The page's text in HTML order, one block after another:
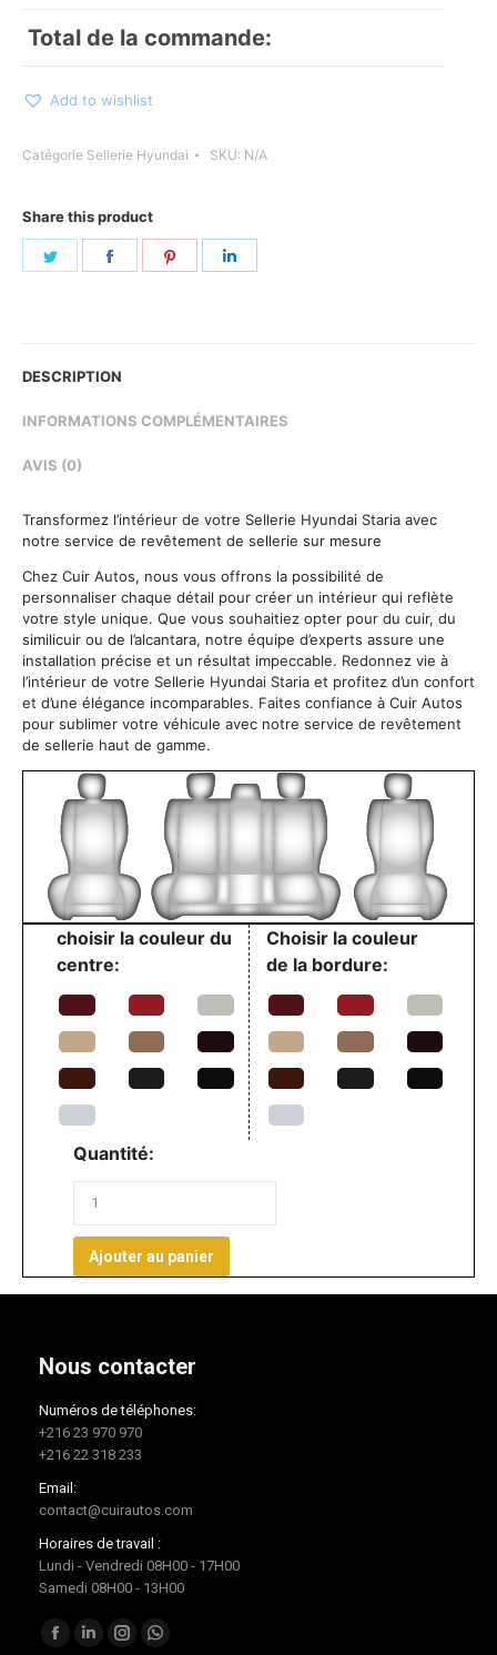
Total de la commande:
Add to wishlist
Catégorie Sellerie Hyundai SKU: N/A
Share this product
Share
Share
DESCRIPTION
INFORMATIONS COMPLÉMENTAIRES
AVIS (0)
Transformez l’intérieur de votre Sellerie Hyundai Staria avec
notre service de revêtement de sellerie sur mesure
Chez Cuir Autos, nous vous offrons la possibilité de
personnaliser chaque détail pour créer un intérieur qui reflète
votre style unique. Que vous souhaitiez opter pour du cuir, du
similicuir ou de l’alcantara, notre équipe d’experts assure une
installation précise et un résultat impeccable. Redonnez vie à
l’intérieur de votre Sellerie Hyundai Staria et profitez d’un confort
et d’une élégance incomparables. Faites confiance à Cuir Autos
pour sublimer votre véhicule avec notre service de revêtement
de sellerie haut de gamme.
choisir la couleur du
centre:
Choisir la couleur
de la bordure:
Quantité:
Ajouter au panier
Nous contacter
Numéros de téléphones:
+216 23 970 970
+216 22 318 233
Email:
contact@cuirautos.com
Horaires de travail :
Lundi - Vendredi 08H00 - 17H00
Samedi 08H00 - 13H00
Trouvez nous sur :
Facebook
LinkedInInstagramWhatsapp